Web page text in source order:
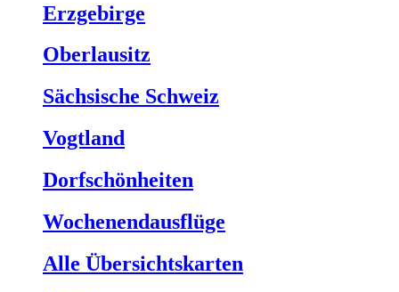
Erzgebirge
Oberlausitz
Sächsische Schweiz
Vogtland
Dorfschönheiten
Wochenendausflüge
Alle Übersichtskarten